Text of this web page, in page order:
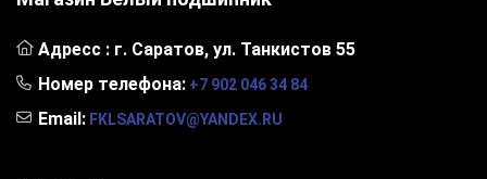
Адресс : г. Саратов, ул. Танкистов 55
Номер телефона: +7 902 046 34 84
Email: FKLSARATOV@YANDEX.RU